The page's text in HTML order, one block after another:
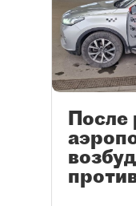
После